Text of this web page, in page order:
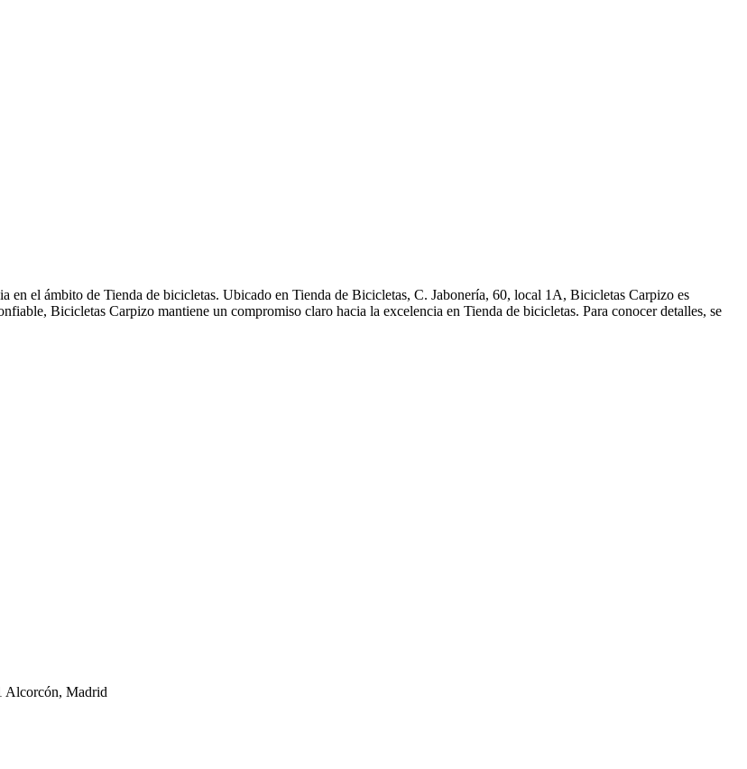
en el ámbito de Tienda de bicicletas. Ubicado en Tienda de Bicicletas, C. Jabonería, 60, local 1A, Bicicletas Carpizo es
Bicicletas Carpizo mantiene un compromiso claro hacia la excelencia en Tienda de bicicletas. Para conocer detalles, se
Alcorcón, Madrid